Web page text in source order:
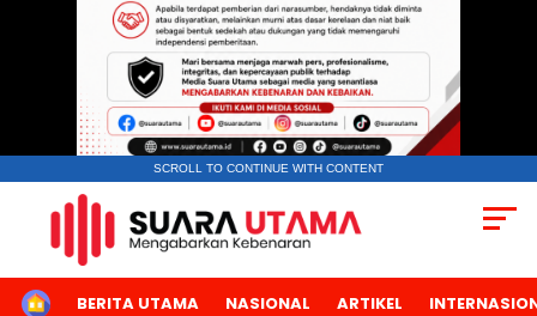
SCROLL TO CONTINUE WITH CONTENT
HOMEBERITA UTAMA NASIONAL ARTIKEL